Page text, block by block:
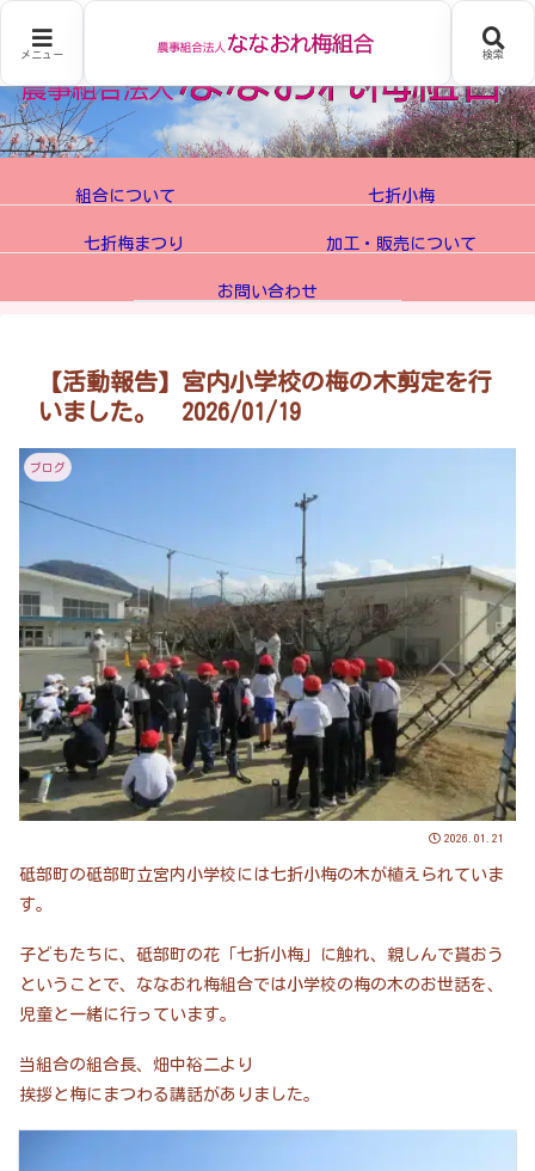
組合について 七折小梅
七折梅まつり 加工・販売について
お問い合わせ
【活動報告】宮内小学校の梅の木剪定を行
いました。 2026/01/19
ブログ
2026.01.21
砥部町の砥部町立宮内小学校には七折小梅の木が植えられていま
す。
子どもたちに、砥部町の花「七折小梅」に触れ、親しんで貰おう
ということで、ななおれ梅組合では小学校の梅の木のお世話を、
児童と一緒に行っています。
当組合の組合長、畑中裕二より
挨拶と梅にまつわる講話がありました。
メニュー 検索